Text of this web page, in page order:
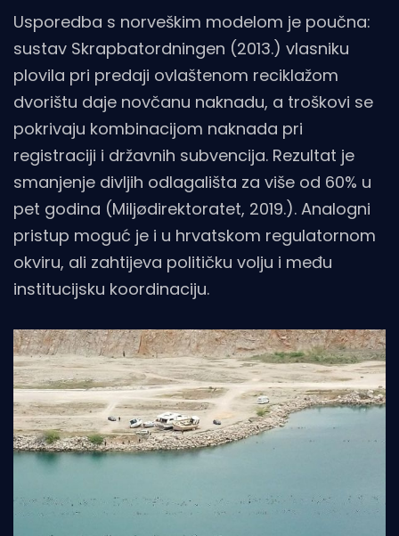
Usporedba s norveškim modelom je poučna:
sustav Skrapbatordningen (2013.) vlasniku
plovila pri predaji ovlaštenom reciklažom
dvorištu daje novčanu naknadu, a troškovi se
pokrivaju kombinacijom naknada pri
registraciji i državnih subvencija. Rezultat je
smanjenje divljih odlagališta za više od 60% u
pet godina (Miljødirektoratet, 2019.). Analogni
pristup moguć je i u hrvatskom regulatornom
okviru, ali zahtijeva političku volju i među
institucijsku koordinaciju.